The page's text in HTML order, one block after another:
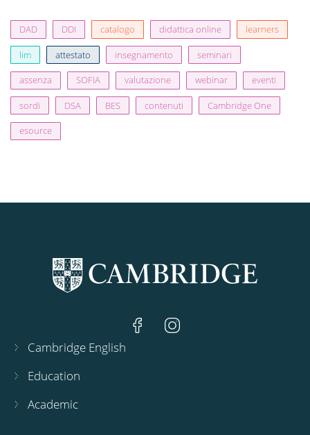
DAD DDI catalogo didattica online learners
lim attestato insegnamento seminari
assenza SOFIA valutazione webinar eventi
sordi DSA BES contenuti Cambridge One
esource
Cambridge English
Education
Academic